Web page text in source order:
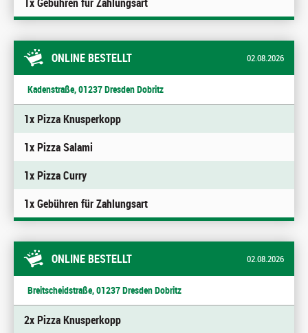
ONLINE BESTELLT 02.08.2026
Kadenstraße, 01237 Dresden Dobritz
1x Pizza Knusperkopp
1x Pizza Salami
1x Pizza Curry
1x Gebühren für Zahlungsart
ONLINE BESTELLT 02.08.2026
Breitscheidstraße, 01237 Dresden Dobritz
2x Pizza Knusperkopp